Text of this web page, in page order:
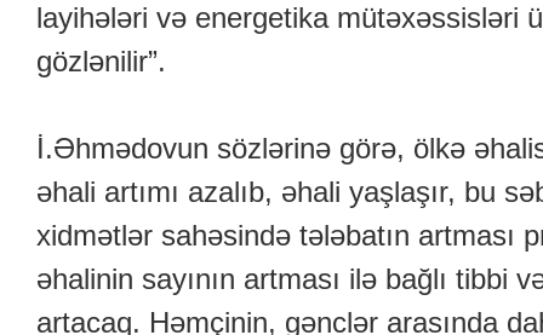
layihələri və energetika mütəxəssisləri
gözlənilir”.
İ.Əhmədovun sözlərinə görə, ölkə
əhali artımı azalıb, əhali yaşlaşır, bu
xidmətlər sahəsində tələbatın artması
əhalinin sayının artması ilə bağlı tibbi
artacaq. Həmçinin, gənclər arasında